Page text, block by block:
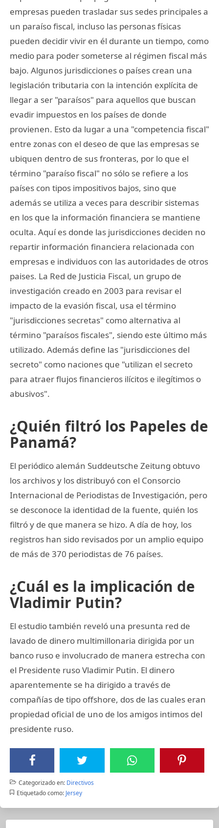
empresas pueden trasladar sus sedes principales a
un paraíso fiscal, incluso las personas físicas
pueden decidir vivir en él durante un tiempo, como
medio para poder someterse al régimen fiscal más
bajo. Algunos jurisdicciones o países crean una
legislación tributaria con la intención explícita de
llegar a ser "paraísos" para aquellos que buscan
evadir impuestos en los países de donde
provienen. Esto da lugar a una "competencia fiscal"
entre zonas con el deseo de que las empresas se
ubiquen dentro de sus fronteras, por lo que el
término "paraíso fiscal" no sólo se refiere a los
países con tipos impositivos bajos, sino que
además se utiliza a veces para describir sistemas
en los que la información financiera se mantiene
oculta. Aquí es donde las jurisdicciones deciden no
repartir información financiera relacionada con
empresas e individuos con las autoridades de otros
paises. La Red de Justicia Fiscal, un grupo de
investigación creado en 2003 para revisar el
impacto de la evasión fiscal, usa el término
"jurisdicciones secretas" como alternativa al
término "paraísos fiscales", siendo este último más
utilizado. Además define las "jurisdicciones del
secreto" como naciones que "utilizan el secreto
para atraer flujos financieros ilícitos e ilegítimos o
abusivos".
¿Quién filtró los Papeles de
Panamá?
El periódico alemán Suddeutsche Zeitung obtuvo
los archivos y los distribuyó con el Consorcio
Internacional de Periodistas de Investigación, pero
se desconoce la identidad de la fuente, quién los
filtró y de que manera se hizo. A día de hoy, los
registros han sido revisados por un amplio equipo
de más de 370 periodistas de 76 países.
¿Cuál es la implicación de
Vladimir Putin?
El estudio también reveló una presunta red de
lavado de dinero multimillonaria dirigida por un
banco ruso e involucrado de manera estrecha con
el Presidente ruso Vladimir Putin. El dinero
aparentemente se ha dirigido a través de
compañías de tipo offshore, dos de las cuales eran
propiedad oficial de uno de los amigos intimos del
presidente ruso.
Categorizado en: Directivos
Etiquetado como: Jersey